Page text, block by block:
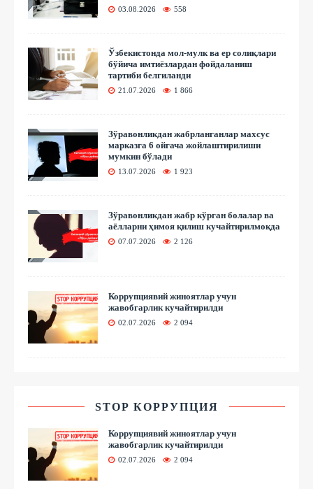
03.08.2026 558
Ўзбекистонда мол-мулк ва ер солиқлари
бўйича имтиёзлардан фойдаланиш
тартиби белгиланди
21.07.2026 1 866
Зўравонликдан жабрланганлар махсус
марказга 6 ойгача жойлаштирилиши
мумкин бўлади
13.07.2026 1 923
Зўравонликдан жабр кўрган болалар ва
аёлларни ҳимоя қилиш кучайтирилмоқда
07.07.2026 2 126
Коррупциявий жиноятлар учун
жавобгарлик кучайтирилди
02.07.2026 2 094
STOP КОРРУПЦИЯ
Коррупциявий жиноятлар учун
жавобгарлик кучайтирилди
02.07.2026 2 094